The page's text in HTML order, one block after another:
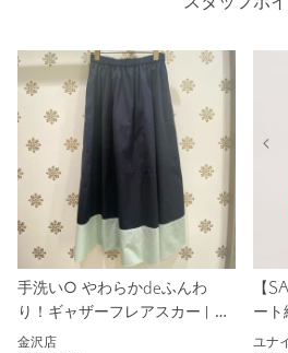
手洗い○ やわらかdeふんわ
り！ギャザーフレアスカート！
金沢店
【
ート
ユナ